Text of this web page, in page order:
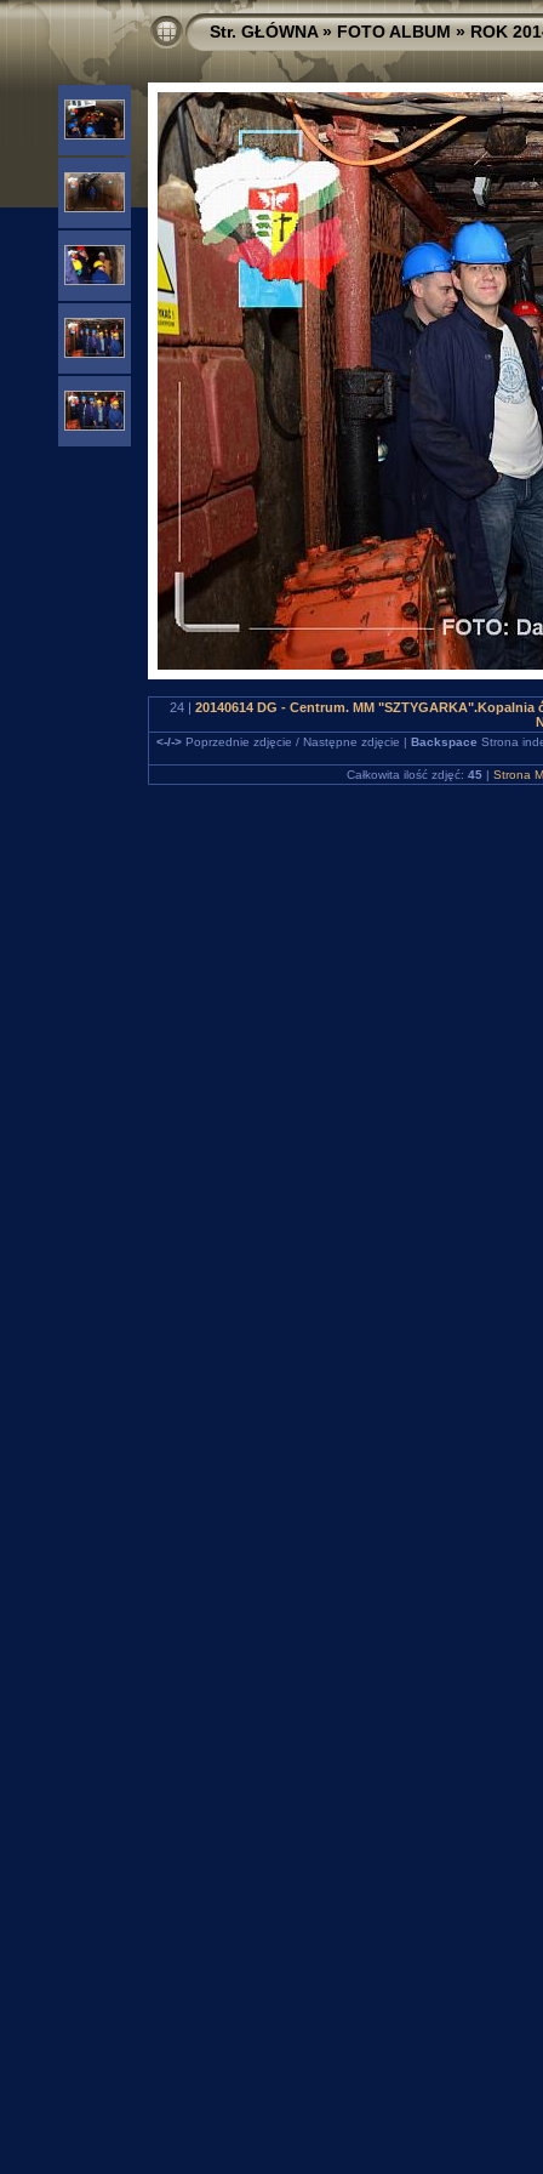
Str. GŁÓWNA»FOTO ALBUM»ROK
24 | 20140614 DG - Centrum. MM
<-/->Poprzednie zdjęcie / Następne zdjęcie | Backspace Strona
Całkowita ilość zdjęć: 45 | Strona